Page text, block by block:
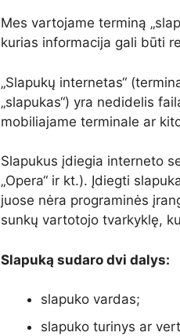
Mes vartojame terminą
kurias informacija gali būti
„Slapukų internetas“
„slapukas“) yra nedidelis
mobiliajame terminale ar
Slapukus įdiegia interneto
„Opera“ ir kt.). Įdiegti
juose nėra programinės
sunkų vartotojo tvarkyklę,
Slapuką sudaro dvi dalys:
slapuko vardas;
slapuko turinys ar